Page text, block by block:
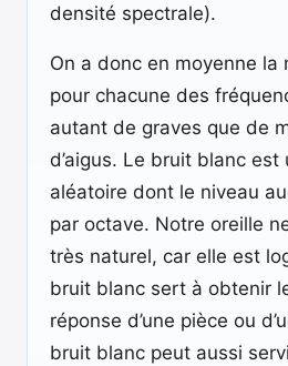
densité spectrale).
On a donc en moyenne la
pour chacune des
autant de graves que de
d’aigus. Le bruit blanc est
aléatoire dont le niveau
par octave. Notre oreille
très naturel, car elle est
bruit blanc sert à obtenir
réponse d’une pièce ou
bruit blanc peut aussi